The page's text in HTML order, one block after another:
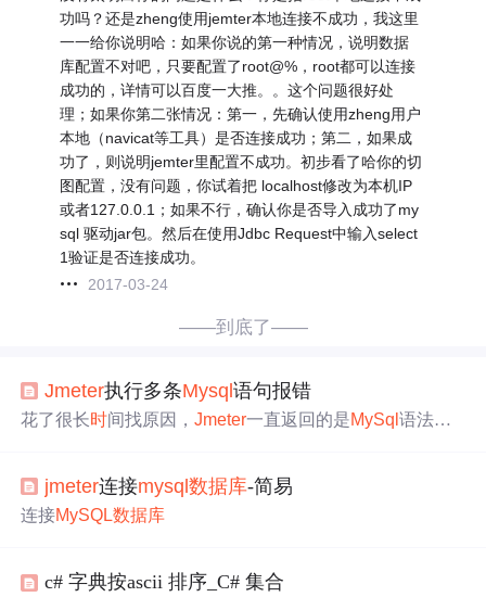
功吗？还是zheng使用jemter本地连接不成功，我这里
一一给你说明哈：如果你说的第一种情况，说明数据
库配置不对吧，只要配置了root@%，root都可以连接
成功的，详情可以百度一大推。。这个问题很好处
理；如果你第二张情况：第一，先确认使用zheng用户
本地（navicat等工具）是否连接成功；第二，如果成
功了，则说明jemter里配置不成功。初步看了哈你的切
图配置，没有问题，你试着把 localhost修改为本机IP
或者127.0.0.1；如果不行，确认你是否导入成功了my
sql 驱动jar包。然后在使用Jdbc Request中输入select
1验证是否连接成功。
2017-03-24
——到底了——
Jmeter执行多条Mysql语句报错
花了很长时间找原因，Jmeter一直返回的是MySql语法错
后来发现两条语句拆分开来，用两个JDBC request执行完全
没问题，所以觉得是不能同
jmeter连接mysql数据库-简易
连接MySQL数据库
c# 字典按ascii 排序_C# 集合